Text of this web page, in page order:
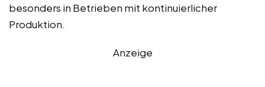
besonders in Betrieben mit kontinuierlicher
Produktion.
Anzeige